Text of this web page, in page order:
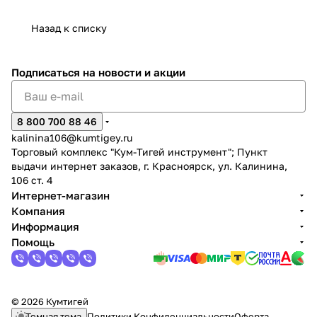
4257795TE-
4431155SET
4020415
Назад к списку
Подписаться на новости и акции
8 800 700 88 46
kalinina106@kumtigey.ru
Торговый комплекс "Кум-Тигей инструмент"; Пункт
выдачи интернет заказов, г. Красноярск, ул. Калинина,
106 ст. 4
Интернет-магазин
Компания
Информация
Помощь
© 2026 Кумтигей